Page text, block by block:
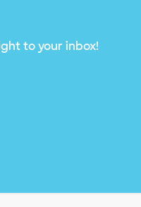
to your inbox!